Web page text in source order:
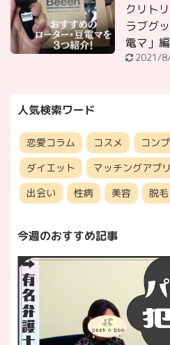
クリト
ラブグ
電マ」編
2021/
人気検索ワード
恋愛コラム コスメ コン
ダイエット
マッチングアプリ
出会い
性病 美容 脱毛
今週のおすすめ記事